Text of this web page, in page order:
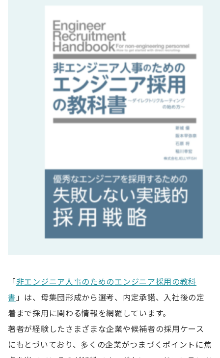
「非エンジニア人事のためのエンジニア採用の教科
書 」は、母集団形成から選考、内定承諾、入社後の定
着まで採用に関わる情報を網羅しています。
著者が経験したさまざまな企業や候補者の採用ケース
にもとづいており、多くの企業がつまづくポイントに焦